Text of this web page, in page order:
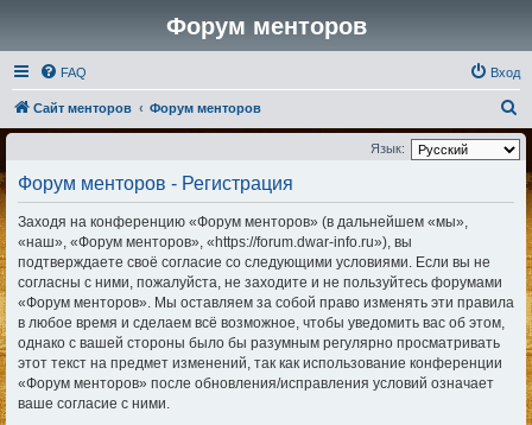
Форум менторов
FAQ Вход
Сайт менторов Форум менторов
о
и
Язык:
Форум менторов - Регистрация
Заходя на конференцию «Форум менторов» (в дальнейшем «мы»,
«наш», «Форум менторов», «https://forum.dwar-info.ru»), вы
подтверждаете своё согласие со следующими условиями. Если вы не
согласны с ними, пожалуйста, не заходите и не пользуйтесь форумами
«Форум менторов». Мы оставляем за собой право изменять эти правила
в любое время и сделаем всё возможное, чтобы уведомить вас об этом,
однако с вашей стороны было бы разумным регулярно просматривать
этот текст на предмет изменений, так как использование конференции
«Форум менторов» после обновления/исправления условий означает
ваше согласие с ними.